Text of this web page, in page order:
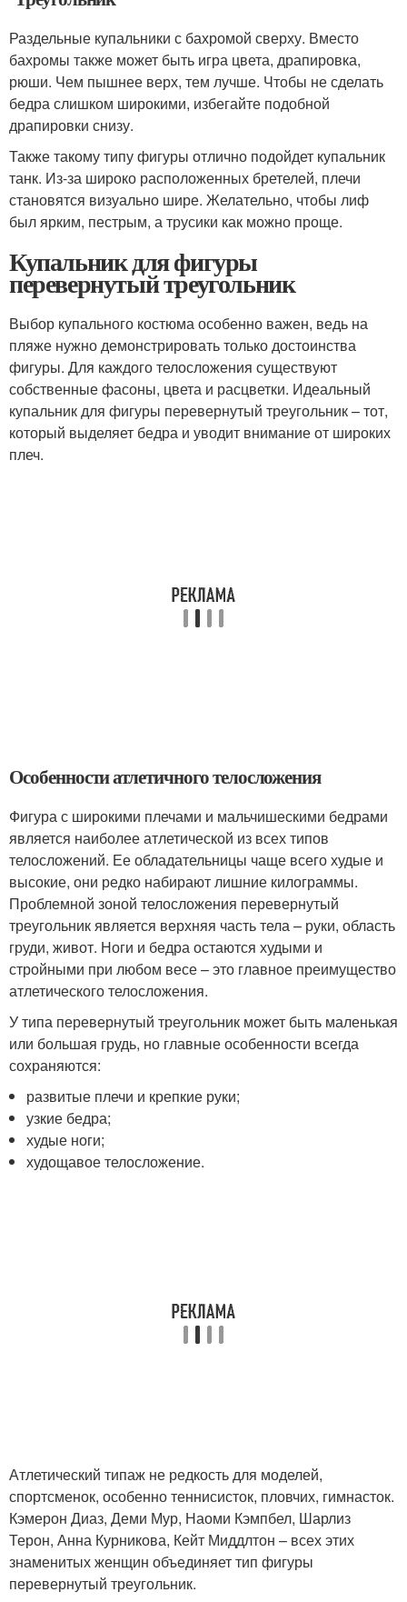
Раздельные купальники с бахромой сверху. Вместо
бахромы также может быть игра цвета, драпировка,
рюши. Чем пышнее верх, тем лучше. Чтобы не сделать
бедра слишком широкими, избегайте подобной
драпировки снизу.
Также такому типу фигуры отлично подойдет купальник
танк. Из-за широко расположенных бретелей, плечи
становятся визуально шире. Желательно, чтобы лиф
был ярким, пестрым, а трусики как можно проще.
Купальник для фигуры
перевернутый треугольник
Выбор купального костюма особенно важен, ведь на
пляже нужно демонстрировать только достоинства
фигуры. Для каждого телосложения существуют
собственные фасоны, цвета и расцветки. Идеальный
купальник для фигуры перевернутый треугольник – тот,
который выделяет бедра и уводит внимание от широких
плеч.
Особенности атлетичного телосложения
Фигура с широкими плечами и мальчишескими бедрами
является наиболее атлетической из всех типов
телосложений. Ее обладательницы чаще всего худые и
высокие, они редко набирают лишние килограммы.
Проблемной зоной телосложения перевернутый
треугольник является верхняя часть тела – руки, область
груди, живот. Ноги и бедра остаются худыми и
стройными при любом весе – это главное преимущество
атлетического телосложения.
У типа перевернутый треугольник может быть маленькая
или большая грудь, но главные особенности всегда
сохраняются:
развитые плечи и крепкие руки;
узкие бедра;
худые ноги;
худощавое телосложение.
Атлетический типаж не редкость для моделей,
спортсменок, особенно теннисисток, пловчих, гимнасток.
Кэмерон Диаз, Деми Мур, Наоми Кэмпбел, Шарлиз
Терон, Анна Курникова, Кейт Миддлтон – всех этих
знаменитых женщин объединяет тип фигуры
перевернутый треугольник.